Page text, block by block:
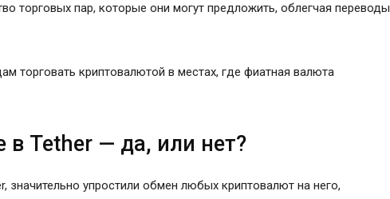
торговых пар, которые они могут предложить, облегчая переводы
торговать криптовалютой в местах, где фиатная валюта
в Tether — да, или нет?
значительно упростили обмен любых криптовалют на него,